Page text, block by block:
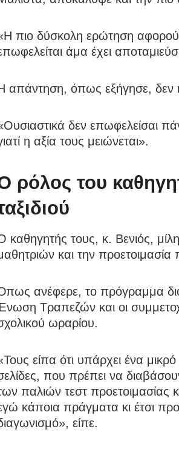
πιο δύσκολη ερώτηση
άμα έχει
απάντηση, όπως εξήγησε, δεν
δεν επωφελείσαι
η αξία τους μειώνεται».
ρόλος του
καθηγητής τους, κ. Βενιός,
και την
ανέφερε, το πρόγραμμα
Τραπεζών και οι
ωραρίου.
είπα ότι υπάρχει ένα
που πρέπει να
παλιών τεστ προετοιμασίας
κάποια πράγματα κι έτσι
είπε.